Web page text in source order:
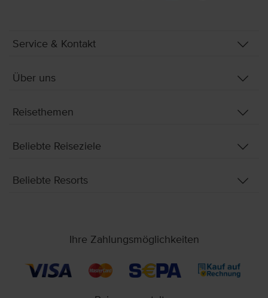
Service & Kontakt
Über uns
Reisethemen
Beliebte Reiseziele
Beliebte Resorts
Ihre Zahlungsmöglichkeiten